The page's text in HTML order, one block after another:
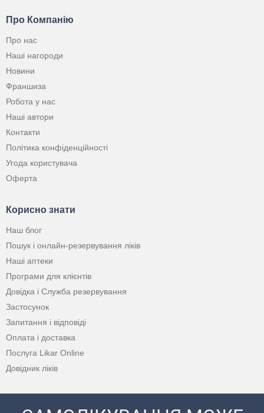
Про Компанію
Про нас
Наші нагороди
Новини
Франшиза
Робота у нас
Наші автори
Контакти
Політика конфіденційності
Угода користувача
Оферта
Корисно знати
Наш блог
Пошук і онлайн-резервування ліків
Наші аптеки
Програми для клієнтів
Довідка і Служба резервування
Застосунок
Запитання і відповіді
Оплата і доставка
Послуга Likar Online
Довідник ліків